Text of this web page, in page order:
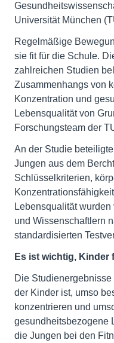
Universität München
Regelmäßige
sie fit für die Schule.
zahlreichen Studien
Zusammenhangs von
Konzentration und
Lebensqualität von
Forschungsteam der
An der Studie
Jungen aus dem
Schlüsselkriterien,
Lebensqualität
und Wissenschaftlern
standardisierten
Es ist wichtig,
Die
der Kinder ist, umso
konzentrieren und
gesundheitsbezogene
die Jungen bei den